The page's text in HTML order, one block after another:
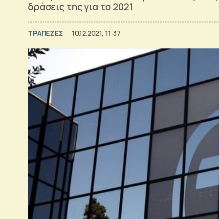
δράσεις της για το 2021
ΤΡΑΠΕΖΕΣ 10.12.2021, 11:37